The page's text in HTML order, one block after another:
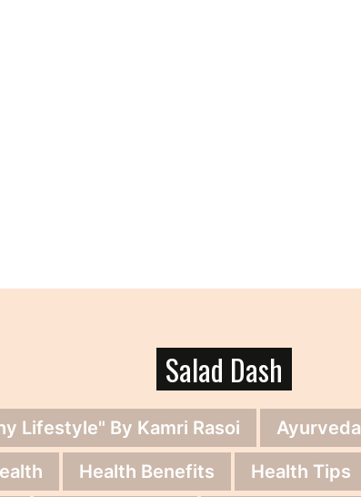
Salad Dash
Lifestyle" By Kamri Rasoi Ayurveda
Health Benefits Health Tips